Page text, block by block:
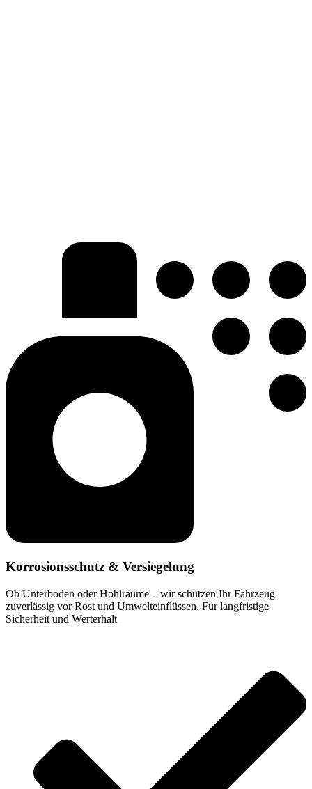
Korrosionsschutz & Versiegelung
Ob Unterboden oder Hohlräume – wir schützen Ihr Fahrzeug
zuverlässig vor Rost und Umwelteinflüssen. Für langfristige
Sicherheit und Werterhalt